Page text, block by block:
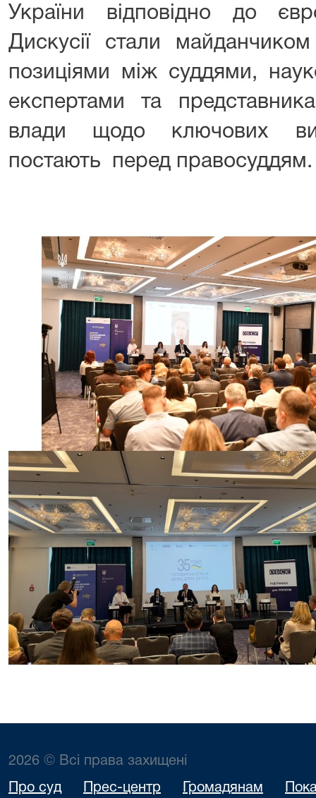
України відповідно до
Дискусії стали
позиціями між суддями,
експертами та
влади щодо ключових
постають перед правосуддям.
2026 © Всі права захищені
Про суд Прес-центр Громадянам